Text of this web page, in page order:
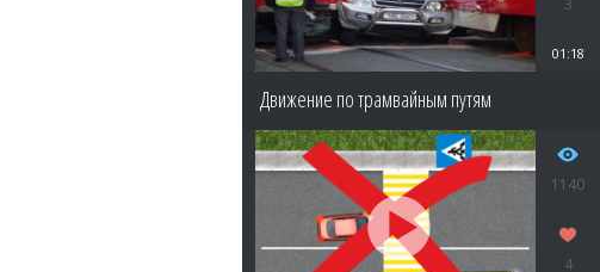
3
01:18
Движение по трамвайным путям
1140
4